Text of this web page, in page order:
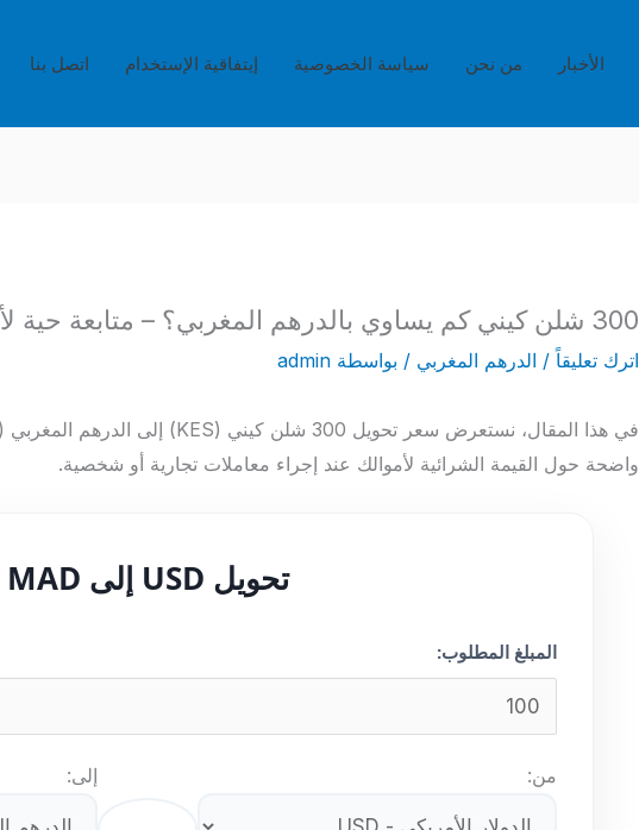
الأخبار من نحن سياسة الخصوصية إيتفاقية الإستخدام اتصل بنا
300 شلن كيني كم يساوي بالدرهم المغربي؟ – متابعة حية لأسعار الصرف اليوم
اترك تعليقاً / الدرهم المغربي / بواسطة admin
واضحة حول القيمة الشرائية لأموالك عند إجراء معاملات تجارية أو شخصية.
تحويل USD إلى MAD
المبلغ المطلوب:
من: إلى: